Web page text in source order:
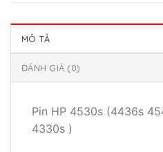
MÔ TẢ
ĐÁNH GIÁ (0)
Pin HP 4530s (4436s
4330s )